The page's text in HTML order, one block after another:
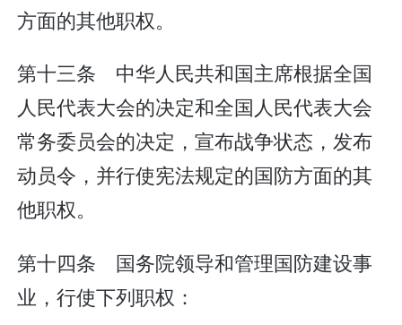
方面的其他职权。
第十三条 中华人民共和国主席根据全国
人民代表大会的决定和全国人民代表大会
常务委员会的决定，宣布战争状态，发布
动员令，并行使宪法规定的国防方面的其
他职权。
第十四条 国务院领导和管理国防建设事
业，行使下列职权：